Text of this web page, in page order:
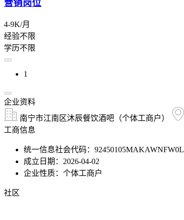
营销岗位
4-9K/月
经验不限
学历不限
1
企业资料
南宁市江南区沐辰餐饮酒吧（个体工商户）
工商信息
统一信息社会代码：92450105MAKAWNFW0L
成立日期：2026-04-02
企业性质：个体工商户
社区